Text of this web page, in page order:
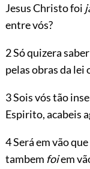
Jesus Christo foi
entre vós?
2 Só quizera
pelas obras da lei
3 Sois vós tão
Espirito, acabeis
4 Será em vão
tambem foiem